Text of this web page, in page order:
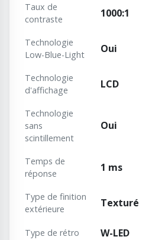
Taux de
contraste
1000:1
Technologie
Low-Blue-Light
Oui
Technologie
d'affichage
LCD
Technologie
sans
scintillement
Oui
Temps de
réponse
1 ms
Type de finition
extérieure
Texturé
Type de rétro W-LED